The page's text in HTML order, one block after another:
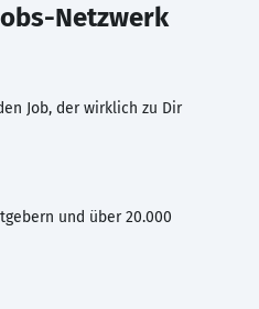
Netzwerk
Job, der wirklich zu Dir
und über 20.000